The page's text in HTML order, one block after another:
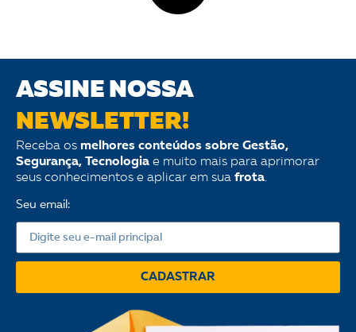
ASSINE NOSSA
NEWSLETTER!
Receba os melhores conteúdos sobre Gestão,
Segurança, Tecnologia e muito mais para aprimorar
seus conhecimentos e aplicar em sua frota.
Seu email:
CADASTRAR